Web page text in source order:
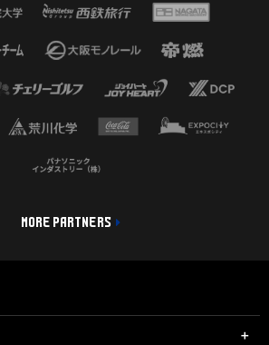
MORE PARTNERS